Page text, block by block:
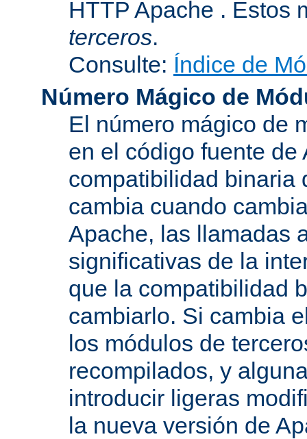
HTTP Apache . Estos
terceros.
Consulte: Índice de
Número Mágico de
El número mágico de
en el código fuente
compatibilidad binaria
cambia cuando
Apache, las llamadas
significativas de la
que la compatibilidad
cambiarlo. Si cambia
los módulos de
recompilados, y
introducir ligeras
la nueva versión de